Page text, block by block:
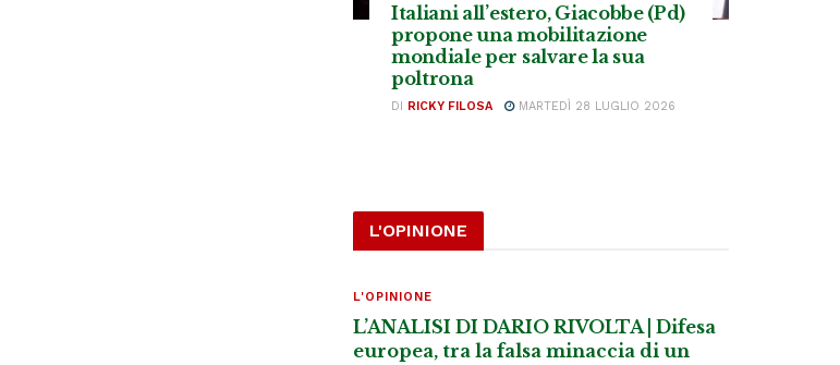
Italiani all’estero, Giacobbe (Pd)
propone una mobilitazione
mondiale per salvare la sua
poltrona
DI RICKY FILOSA MARTEDÌ 28 LUGLIO 2026
L'OPINIONE
L'OPINIONE
L’ANALISI DI DARIO RIVOLTA | Difesa
europea, tra la falsa minaccia di un